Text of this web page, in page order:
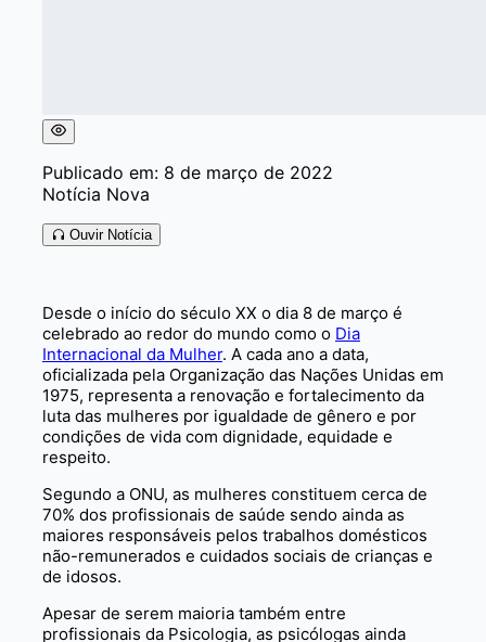
Publicado em: 8 de março de 2022
Notícia Nova
Ouvir Notícia
Desde o início do século XX o dia 8 de março é
celebrado ao redor do mundo como o Dia
Internacional da Mulher. A cada ano a data,
oficializada pela Organização das Nações Unidas em
1975, representa a renovação e fortalecimento da
luta das mulheres por igualdade de gênero e por
condições de vida com dignidade, equidade e
respeito.
Segundo a ONU, as mulheres constituem cerca de
70% dos profissionais de saúde sendo ainda as
maiores responsáveis pelos trabalhos domésticos
não-remunerados e cuidados sociais de crianças e
de idosos.
Apesar de serem maioria também entre
profissionais da Psicologia, as psicólogas ainda